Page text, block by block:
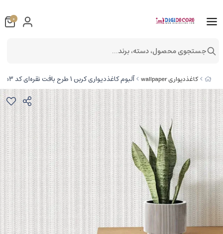
کاغذدیواری wallpaper آلبوم کاغذدیواری کربن 1 طرح بافت نقره‌ای کد ۱۰۰۵۳
0
جستجوی محصول، دسته، برند...